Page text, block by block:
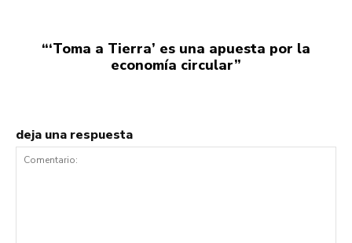
“‘Toma a Tierra’ es una apuesta por la
economía circular”
deja una respuesta